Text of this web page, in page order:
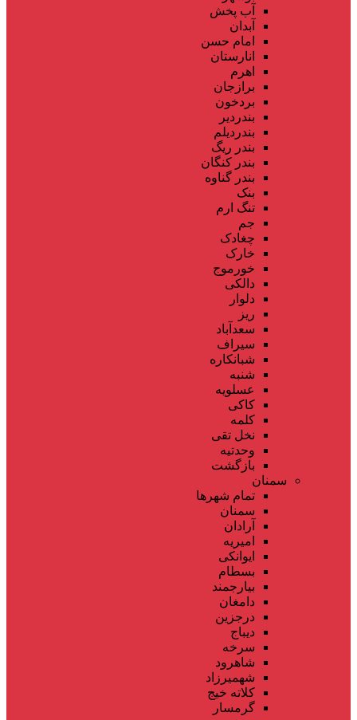
آب پخش
آبدان
امام حسن
انارستان
اهرم
برازجان
بردخون
بندردیر
بندردیلم
بندر ریگ
بندر کنگان
بندر گناوه
بنک
تنگ ارم
جم
چغادک
خارک
خورموج
دالکی
دلوار
ریز
سعدآباد
سیراف
شبانکاره
شنبه
عسلویه
کاکی
کلمه
نخل تقی
وحدتیه
بازگشت
سمنان
تمام شهر‌ها
سمنان
آرادان
امیریه
ایوانکی
بسطام
بیارجمند
دامغان
درجزین
دیباج
سرخه
شاهرود
شهمیرزاد
کلاته خیج
گرمسار